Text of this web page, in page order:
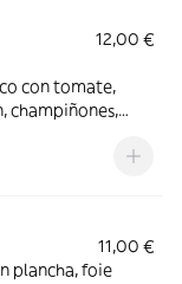
12,00 €
con tomate,
champiñones,
11,00 €
plancha, foie